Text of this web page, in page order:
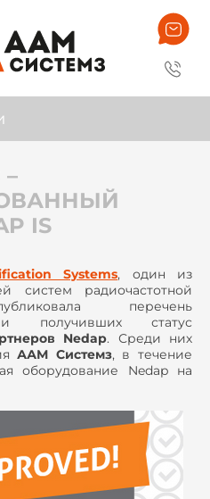
IS
Systems, один из
систем радиочастотной
перечень
получивших статус
Nedap. Среди них
ААМ Системз, в течение
оборудование Nedap на